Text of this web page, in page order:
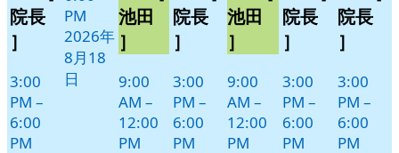
院長
］
3:00
PM –
6:00
PM
PM
2026年
8月18
日
池田
］
9:00
AM –
12:00
PM
院長
］
3:00
PM –
6:00
PM
池田
］
9:00
AM –
12:00
PM
院長
］
3:00
PM –
6:00
PM
院長
］
3:00
PM –
6:00
PM